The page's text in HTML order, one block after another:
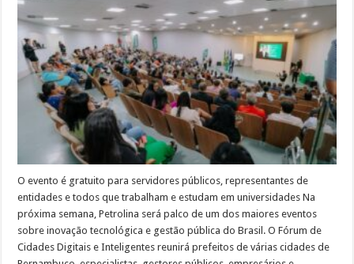
O evento é gratuito para servidores públicos, representantes de
entidades e todos que trabalham e estudam em universidades Na
próxima semana, Petrolina será palco de um dos maiores eventos
sobre inovação tecnológica e gestão pública do Brasil. O Fórum de
Cidades Digitais e Inteligentes reunirá prefeitos de várias cidades de